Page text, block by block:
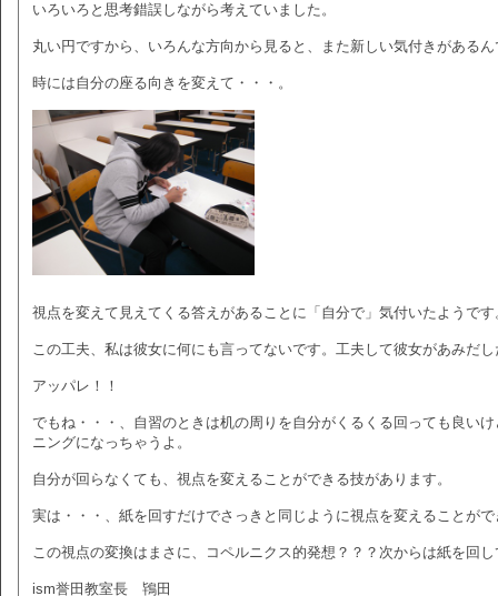
いろいろと思考錯誤しながら考えていました。
丸い円ですから、いろんな方向から見ると、また新しい気付きがある
時には自分の座る向きを変えて・・・。
視点を変えて見えてくる答えがあることに「自分で」気付いたようです
この工夫、私は彼女に何にも言ってないです。工夫して彼女があみだ
アッパレ！！
でもね・・・、自習のときは机の周りを自分がくるくる回っても良い
ニングになっちゃうよ。
自分が回らなくても、視点を変えることができる技があります。
実は・・・、紙を回すだけでさっきと同じように視点を変えることが
この視点の変換はまさに、コペルニクス的発想？？？次からは紙を回
ism誉田教室長 鴇田